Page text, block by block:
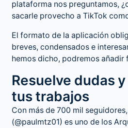
plataforma nos preguntamos,
sacarle provecho a TikTok
El formato de la aplicación
breves, condensados e
hemos dicho, podremos añadir
Resuelve dudas
tus trabajos
Con más de 700 mil seguidores,
(@paulmtz01) es uno de los